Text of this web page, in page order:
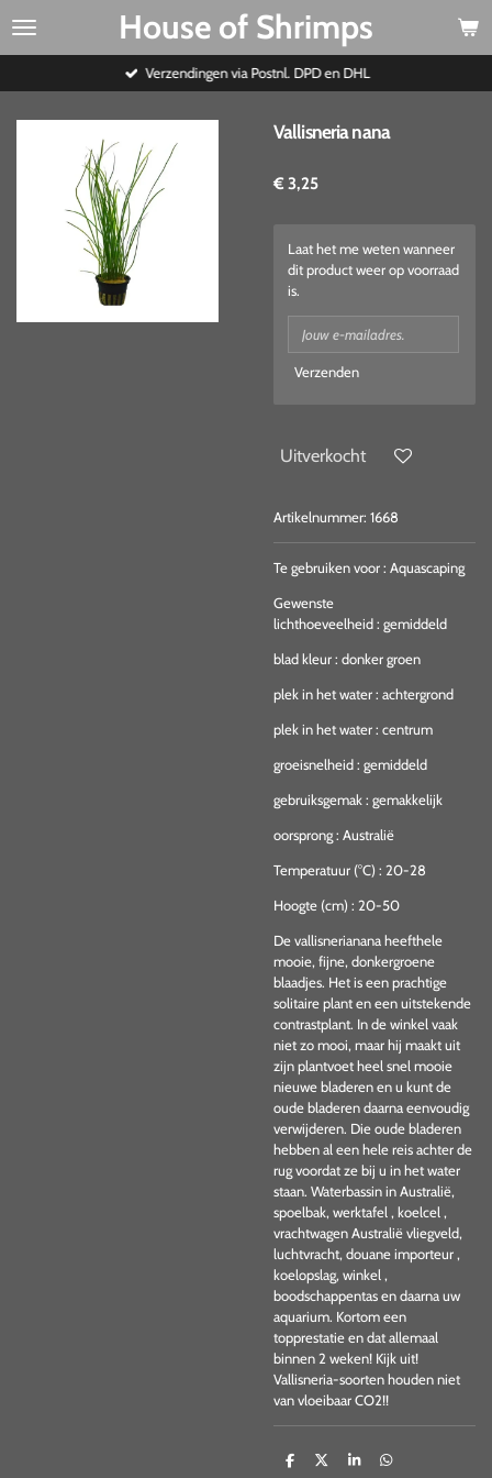
Ga
House of Shrimps
Verzendingen via Postnl. DPD en DHL
Vallisneria nana
€ 3,25
Laat het me weten wanneer
dit product weer op voorraad
is.
Verzenden
Uitverkocht
Artikelnummer: 1668
Te gebruiken voor: Aquascaping
Gewenste
lichthoeveelheid: gemiddeld
blad kleur: donker groen
plek in het water: achtergrond
plek in het water: centrum
groeisnelheid: gemiddeld
gebruiksgemak: gemakkelijk
oorsprong: Australië
Temperatuur (°C) : 20-28
Hoogte (cm) : 20-50
De vallisnerianana heefthele
mooie, fijne, donkergroene
blaadjes. Het is een prachtige
solitaire plant en een uitstekende
contrastplant. In de winkel vaak
niet zo mooi, maar hij maakt uit
zijn plantvoet heel snel mooie
nieuwe bladeren en u kunt de
oude bladeren daarna eenvoudig
verwijderen. Die oude bladeren
hebben al een hele reis achter de
rug voordat ze bij u in het water
staan. Waterbassin in Australië,
spoelbak, werktafel , koelcel ,
vrachtwagen Australië vliegveld,
luchtvracht, douane importeur ,
koelopslag, winkel ,
boodschappentas en daarna uw
aquarium. Kortom een
topprestatie en dat allemaal
binnen 2 weken! Kijk uit!
Vallisneria-soorten houden niet
van vloeibaar CO2!!
D
D
S
D